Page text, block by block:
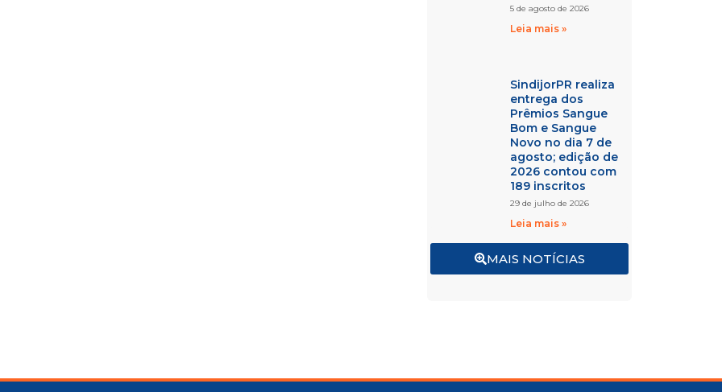
5 de agosto de 2026
Leia mais »
SindijorPR realiza
entrega dos
Prêmios Sangue
Bom e Sangue
Novo no dia 7 de
agosto; edição de
2026 contou com
189 inscritos
29 de julho de 2026
Leia mais »
MAIS NOTÍCIAS